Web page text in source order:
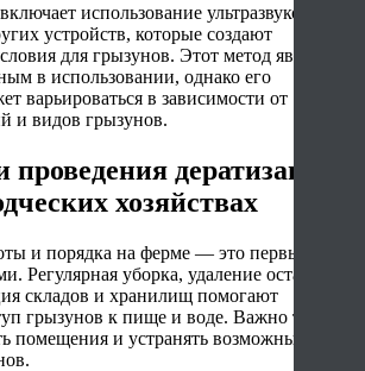
использование ультразвуковых
устройств, которые создают
для грызунов. Этот метод является
в использовании, однако его
варьироваться в зависимости от
и видов грызунов.
проведения дератизации
хозяйствах
и порядка на ферме — это первый шаг
Регулярная уборка, удаление остатков
складов и хранилищ помогают
грызунов к пище и воде. Важно также
помещения и устранять возможные